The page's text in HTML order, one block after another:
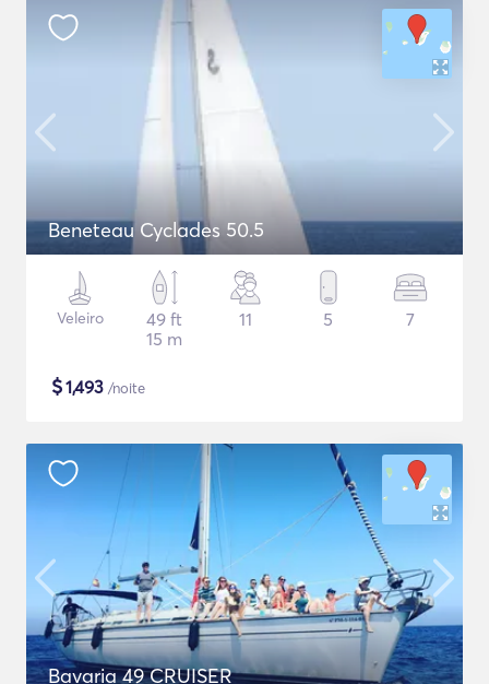
Beneteau Cyclades 50.5
Veleiro
49 ft
15 m
11 5 7
$1,493 /noite
Bavaria 49 CRUISER